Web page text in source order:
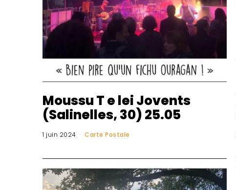
Moussu T e lei Jovents
(Salinelles, 30) 25.05
1 juin 2024 Carte Postale